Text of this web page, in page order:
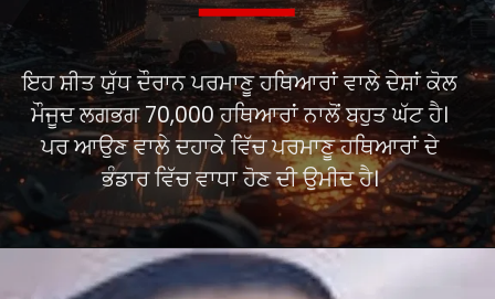
ਇਹ ਸ਼ੀਤ ਯੁੱਧ ਦੌਰਾਨ ਪਰਮਾਣੂ ਹਥਿਆਰਾਂ ਵਾਲੇ ਦੇਸ਼ਾਂ ਕੋਲ
ਮੌਜੂਦ ਲਗਭਗ 70,000 ਹਥਿਆਰਾਂ ਨਾਲੋਂ ਬਹੁਤ ਘੱਟ ਹੈ।
ਪਰ ਆਉਣ ਵਾਲੇ ਦਹਾਕੇ ਵਿੱਚ ਪਰਮਾਣੂ ਹਥਿਆਰਾਂ ਦੇ
ਭੰਡਾਰ ਵਿੱਚ ਵਾਧਾ ਹੋਣ ਦੀ ਉਮੀਦ ਹੈ।